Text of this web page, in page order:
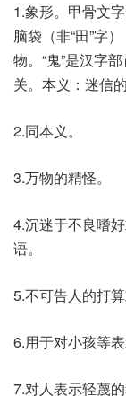
1.象形。甲骨文
脑袋（非“田”字
物。“鬼”是汉字
关。本义：迷信
2.同本义。
3.万物的精怪。
4.沉迷于不良嗜
语。
5.不可告人的打算
6.用于对小孩等
7.对人表示轻蔑